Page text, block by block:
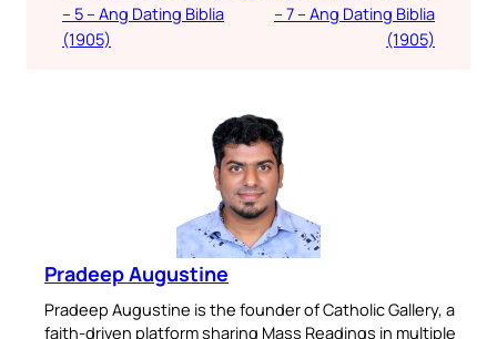
– 5 – Ang Dating Biblia
(1905)
– 7 – Ang Dating Biblia
(1905)
Pradeep Augustine
Pradeep Augustine is the founder of Catholic Gallery, a
faith-driven platform sharing Mass Readings in multiple